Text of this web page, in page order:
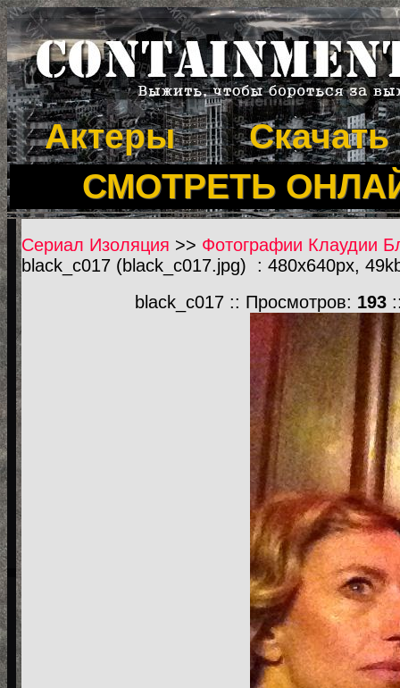
Актеры
Скачать
СМОТРЕТЬ
Сериал Изоляция >> Фотографии Клаудии
black_c017 (black_c017.jpg) : 480x640px,
black_c017 :: Просмотров: 193